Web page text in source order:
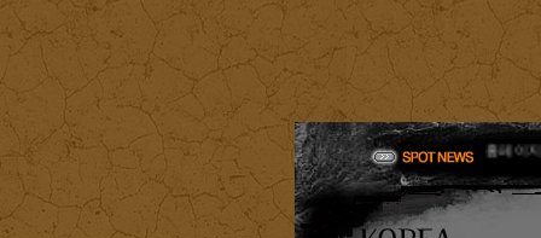
한국해
한국해
홈페이